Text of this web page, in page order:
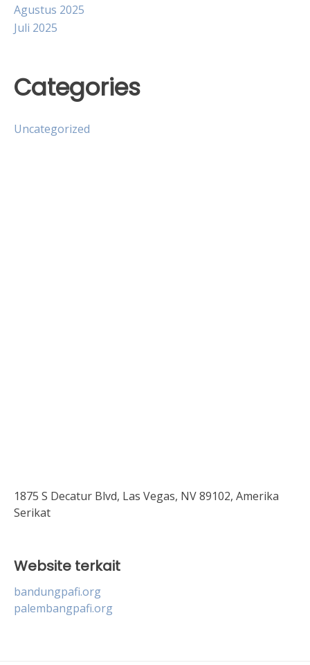
Agustus 2025
Juli 2025
Categories
Uncategorized
1875 S Decatur Blvd, Las Vegas, NV 89102, Amerika
Serikat
Website terkait
bandungpafi.org
palembangpafi.org